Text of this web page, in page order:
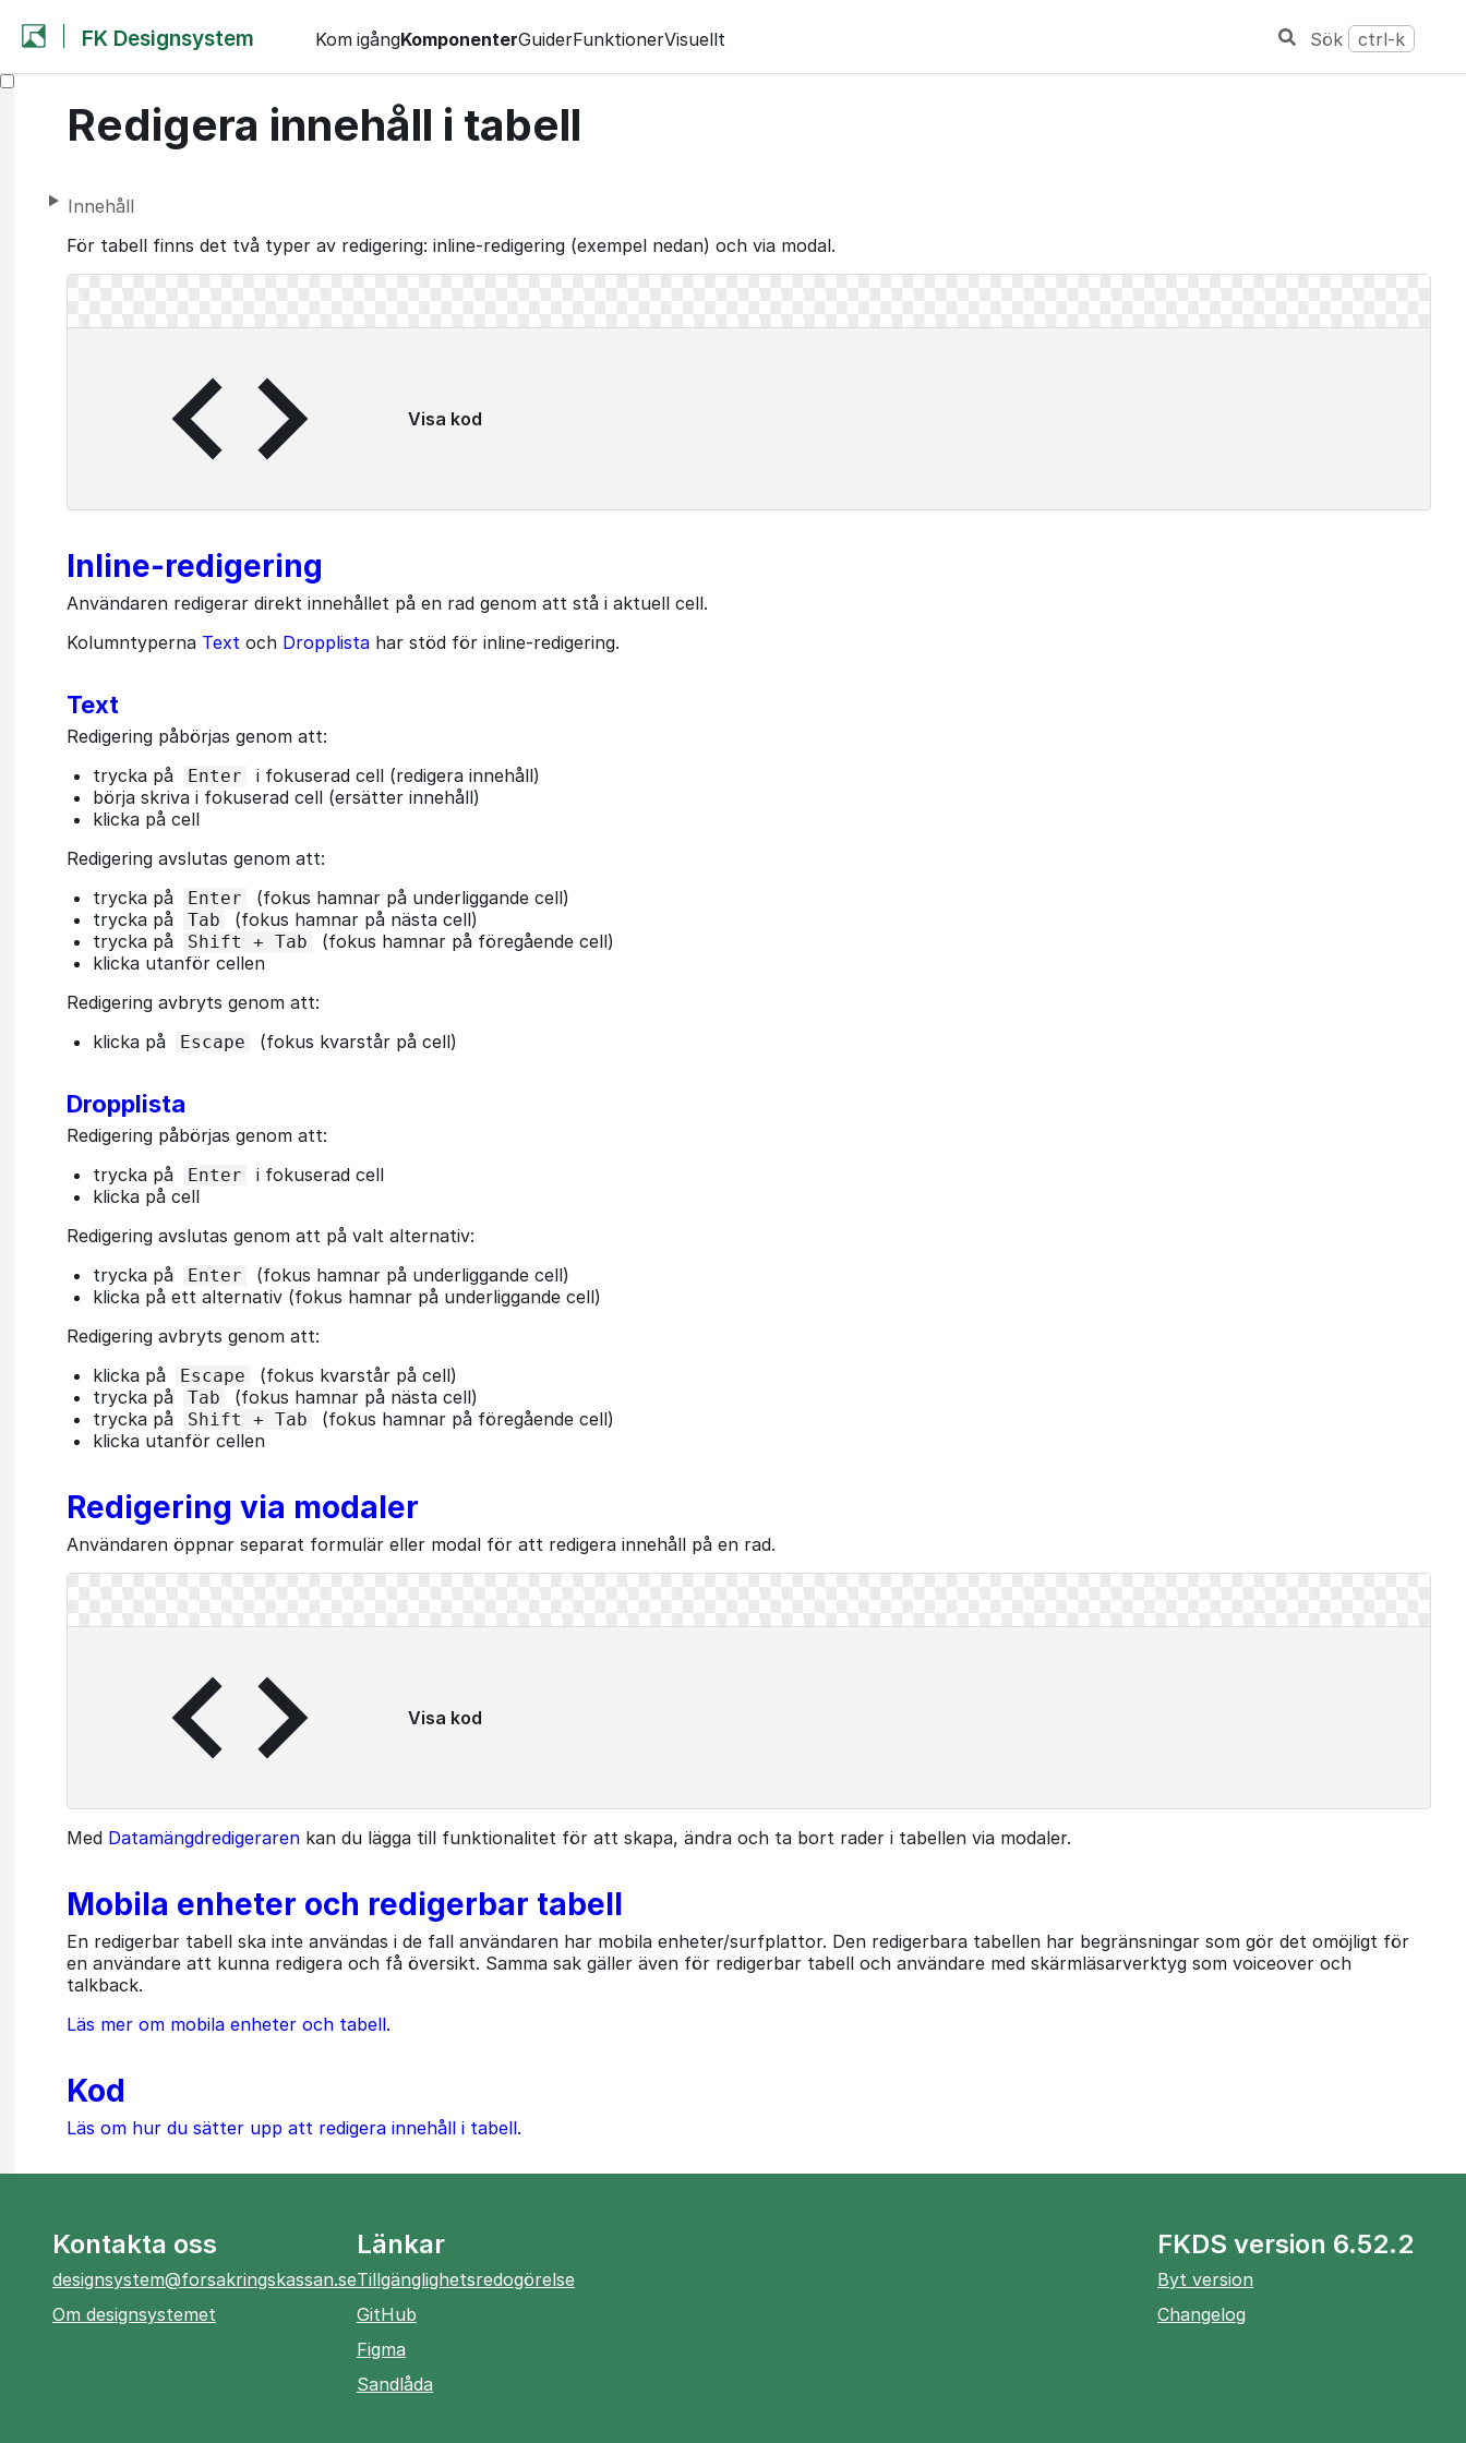
FK Designsystem Kom igångKomponenterGuiderFunktionerVisuellt Sök ctrl-k
Redigera innehåll i tabell
Innehåll
För tabell finns det två typer av redigering: inline-redigering (exempel nedan) och via modal.
Visa kod
Inline-redigering
Användaren redigerar direkt innehållet på en rad genom att stå i aktuell cell.
Kolumntyperna Text och Dropplista har stöd för inline-redigering.
Text
Redigering påbörjas genom att:
trycka på
Enter
i fokuserad cell (redigera innehåll)
börja skriva i fokuserad cell (ersätter innehåll)
klicka på cell
Redigering avslutas genom att:
trycka på
Enter
(fokus hamnar på underliggande cell)
trycka på
Tab
(fokus hamnar på nästa cell)
trycka på
Shift + Tab
(fokus hamnar på föregående cell)
klicka utanför cellen
Redigering avbryts genom att:
klicka på
Escape (fokus kvarstår på cell)
Dropplista
Redigering påbörjas genom att:
trycka på
Enter
i fokuserad cell
klicka på cell
Redigering avslutas genom att på valt alternativ:
trycka på
Enter
(fokus hamnar på underliggande cell)
klicka på ett alternativ (fokus hamnar på underliggande cell)
Redigering avbryts genom att:
klicka på
Escape
(fokus kvarstår på cell)
trycka på
Tab
(fokus hamnar på nästa cell)
trycka på
Shift + Tab
(fokus hamnar på föregående cell)
klicka utanför cellen
Redigering via modaler
Användaren öppnar separat formulär eller modal för att redigera innehåll på en rad.
Visa kod
Med Datamängdredigeraren kan du lägga till funktionalitet för att skapa, ändra och ta bort rader i tabellen via modaler.
Mobila enheter och redigerbar tabell
En redigerbar tabell ska inte användas i de fall användaren har mobila enheter/surfplattor. Den redigerbara tabellen har begränsningar som gör det omöjligt för
en användare att kunna redigera och få översikt. Samma sak gäller även för redigerbar tabell och användare med skärmläsarverktyg som voiceover och
talkback.
Läs mer om mobila enheter och tabell.
Kod
Läs om hur du sätter upp att redigera innehåll i tabell.
Kontakta oss
designsystem@forsakringskassan.se
Om designsystemet
Länkar
Tillgänglighetsredogörelse
GitHub
öppnas
i
ny
flik
Figma
öppnas
iSandlåda
öppnas
FKDS version 6.52.2
Byt version
Changelog